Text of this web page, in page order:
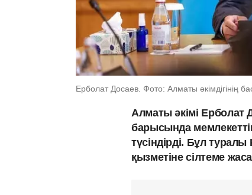
Ерболат Досаев. Фото: Алматы әкімдігінің
Алматы әкімі
барысында мемлекеттік
түсіндірді. Бұл туралы
қызметіне сілтеме